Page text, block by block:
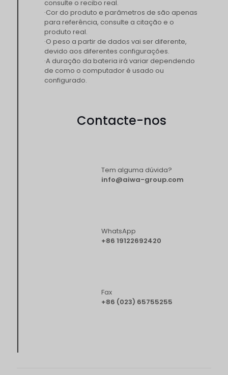
consulte o recibo real.
·Cor do produto e parâmetros de são apenas
para referência, consulte a citação e o
produto real.
·O peso a partir de dados vai ser diferente,
devido aos diferentes configurações.
·A duração da bateria irá variar dependendo
de como o computador é usado ou
configurado.
Contacte-nos
Tem alguma dúvida?
info@aiwa-group.com
WhatsApp
+86 19122692420
Fax
+86 (023) 65755255